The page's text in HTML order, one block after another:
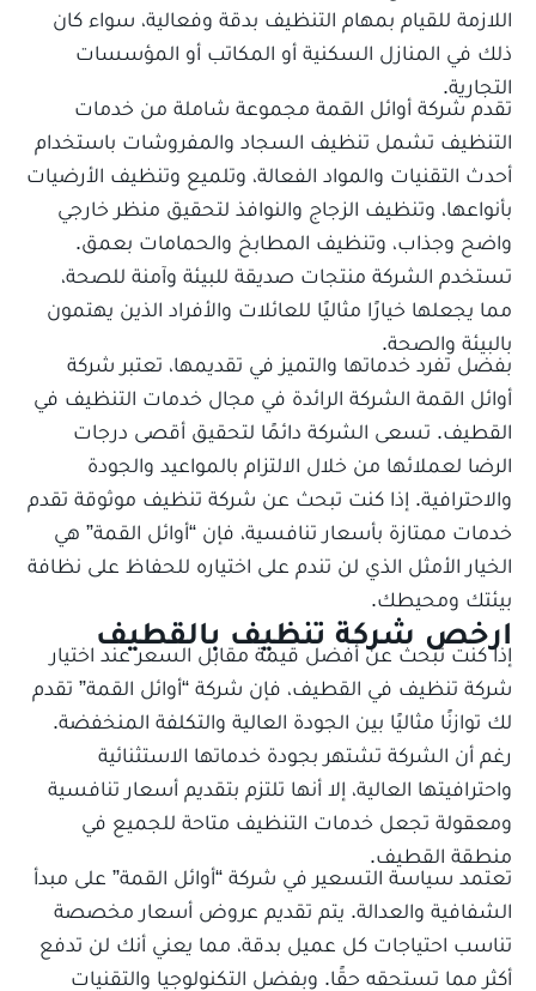
اللازمة للقيام بمهام التنظيف بدقة وفعالية، سواء كان
ذلك في المنازل السكنية أو المكاتب أو المؤسسات
التجارية.
تقدم شركة أوائل القمة مجموعة شاملة من خدمات
التنظيف تشمل تنظيف السجاد والمفروشات باستخدام
أحدث التقنيات والمواد الفعالة، وتلميع وتنظيف الأرضيات
بأنواعها، وتنظيف الزجاج والنوافذ لتحقيق منظر خارجي
واضح وجذاب، وتنظيف المطابخ والحمامات بعمق.
تستخدم الشركة منتجات صديقة للبيئة وآمنة للصحة،
مما يجعلها خيارًا مثاليًا للعائلات والأفراد الذين يهتمون
بالبيئة والصحة.
بفضل تفرد خدماتها والتميز في تقديمها، تعتبر شركة
أوائل القمة الشركة الرائدة في مجال خدمات التنظيف في
القطيف. تسعى الشركة دائمًا لتحقيق أقصى درجات
الرضا لعملائها من خلال الالتزام بالمواعيد والجودة
والاحترافية. إذا كنت تبحث عن شركة تنظيف موثوقة تقدم
خدمات ممتازة بأسعار تنافسية، فإن “أوائل القمة” هي
الخيار الأمثل الذي لن تندم على اختياره للحفاظ على نظافة
بيئتك ومحيطك.
ارخص شركة تنظيف بالقطيف
إذا كنت تبحث عن أفضل قيمة مقابل السعر عند اختيار
شركة تنظيف في القطيف، فإن شركة “أوائل القمة” تقدم
لك توازنًا مثاليًا بين الجودة العالية والتكلفة المنخفضة.
رغم أن الشركة تشتهر بجودة خدماتها الاستثنائية
واحترافيتها العالية، إلا أنها تلتزم بتقديم أسعار تنافسية
ومعقولة تجعل خدمات التنظيف متاحة للجميع في
منطقة القطيف.
تعتمد سياسة التسعير في شركة “أوائل القمة” على مبدأ
الشفافية والعدالة. يتم تقديم عروض أسعار مخصصة
تناسب احتياجات كل عميل بدقة، مما يعني أنك لن تدفع
أكثر مما تستحقه حقًا. وبفضل التكنولوجيا والتقنيات